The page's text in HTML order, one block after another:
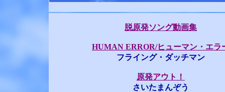
脱原発ソング動画集
HUMAN ERROR/ヒューマン・エラ
フライング・ダッチマン
原発アウト！
さいたまんぞう